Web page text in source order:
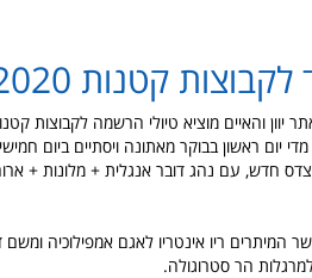
קטנות 2020
2020 הטיול ייצא מדי יום ראשון בבוקר מאתונה
חדש, עם נהג דובר אנגלית + מלונות +
המיתרים ריו אינטריו לאגם אמפילוכיה
הר סטרוגולה.